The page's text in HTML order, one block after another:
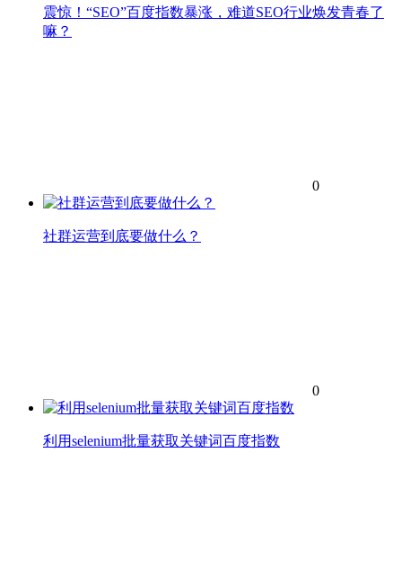
震惊！“SEO”百度指数暴涨，难道SEO行业焕发青春了
嘛？
0
社群运营到底要做什么？
0
利用selenium批量获取关键词百度指数